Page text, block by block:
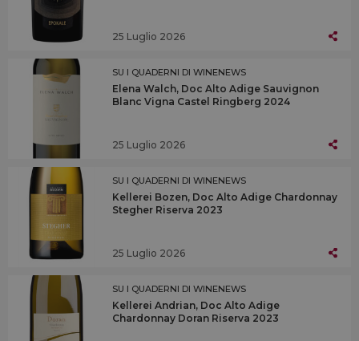
25 Luglio 2026
SU I QUADERNI DI WINENEWS
Elena Walch, Doc Alto Adige Sauvignon
Blanc Vigna Castel Ringberg 2024
25 Luglio 2026
SU I QUADERNI DI WINENEWS
Kellerei Bozen, Doc Alto Adige Chardonnay
Stegher Riserva 2023
25 Luglio 2026
SU I QUADERNI DI WINENEWS
Kellerei Andrian, Doc Alto Adige
Chardonnay Doran Riserva 2023